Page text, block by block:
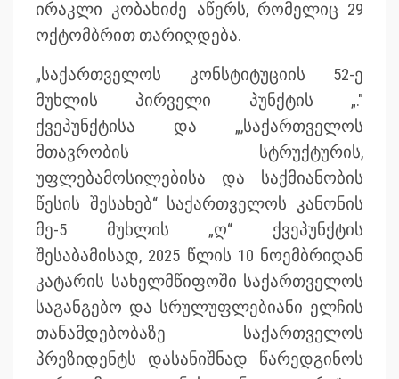
ირაკლი კობახიძე აწერს, რომელიც 29
ოქტომბრით თარიღდება.
„საქართველოს კონსტიტუციის 52-ე
მუხლის პირველი პუნქტის „."
ქვეპუნქტისა და „,საქართველოს
მთავრობის სტრუქტურის,
უფლებამოსილებისა და საქმიანობის
წესის შესახებ“ საქართველოს კანონის
მე-5 მუხლის „ღ“ ქვეპუნქტის
შესაბამისად, 2025 წლის 10 ნოემბრიდან
კატარის სახელმწიფოში საქართველოს
საგანგებო და სრულუფლებიანი ელჩის
თანამდებობაზე საქართველოს
პრეზიდენტს დასანიშნად წარედგინოს